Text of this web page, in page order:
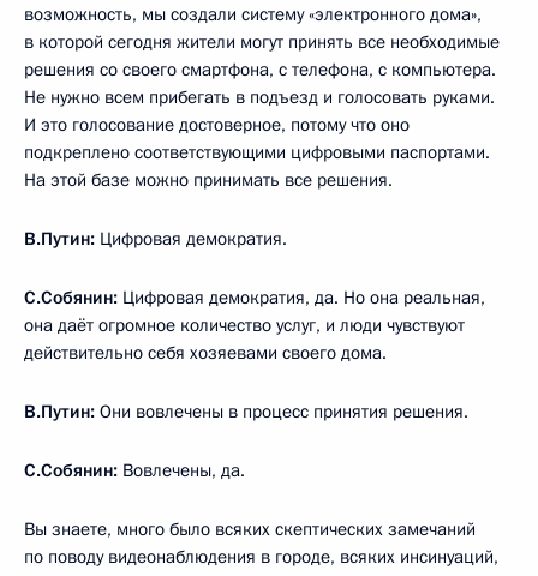
возможность, мы создали систему «электронного дома»,
в которой сегодня жители могут принять все необходимые
решения со своего смартфона, с телефона, с компьютера.
Не нужно всем прибегать в подъезд и голосовать руками.
И это голосование достоверное, потому что оно
подкреплено соответствующими цифровыми паспортами.
На этой базе можно принимать все решения.
В.Путин: Цифровая демократия.
С.Собянин: Цифровая демократия, да. Но она реальная,
она даёт огромное количество услуг, и люди чувствуют
действительно себя хозяевами своего дома.
В.Путин: Они вовлечены в процесс принятия решения.
С.Собянин: Вовлечены, да.
Вы знаете, много было всяких скептических замечаний
по поводу видеонаблюдения в городе, всяких инсинуаций,